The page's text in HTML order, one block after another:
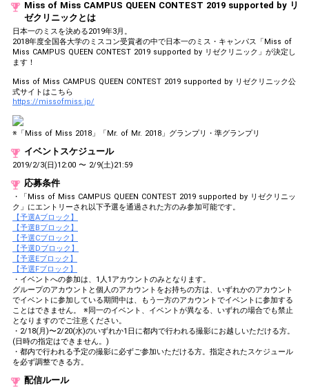
Miss of Miss CAMPUS QUEEN CONTEST 2019 supported by リ
ゼクリニックとは
日本一のミスを決める2019年3月。
2018年度全国各大学のミスコン受賞者の中で日本一のミス・キャンパス「Miss of
Miss CAMPUS QUEEN CONTEST 2019 supported by リゼクリニック」が決定し
ます！
Miss of Miss CAMPUS QUEEN CONTEST 2019 supported by リゼクリニック公
式サイトはこちら
https://missofmiss.jp/
※「Miss of Miss 2018」「Mr. of Mr. 2018」グランプリ・準グランプリ
イベントスケジュール
2019/2/3(日)12:00 〜 2/9(土)21:59
応募条件
・「Miss of Miss CAMPUS QUEEN CONTEST 2019 supported by リゼクリニッ
ク」にエントリーされ以下予選を通過された方のみ参加可能です。
【予選Aブロック】
【予選Bブロック】
【予選Cブロック】
【予選Dブロック】
【予選Eブロック】
【予選Fブロック】
・イベントへの参加は、1人1アカウントのみとなります。
グループのアカウントと個人のアカウントをお持ちの方は、いずれかのアカウント
でイベントに参加している期間中は、もう一方のアカウントでイベントに参加する
ことはできません。 ※同一のイベント、イベントが異なる、いずれの場合でも禁止
となりますのでご注意ください。
・2/18(月)〜2/20(水)のいずれか1日に都内で行われる撮影にお越しいただける方。
(日時の指定はできません。)
・都内で行われる予定の撮影に必ずご参加いただける方。指定されたスケジュール
を必ず調整できる方。
配信ルール